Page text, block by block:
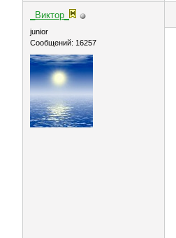
_Виктор_
juniоr
Сообщений: 16257